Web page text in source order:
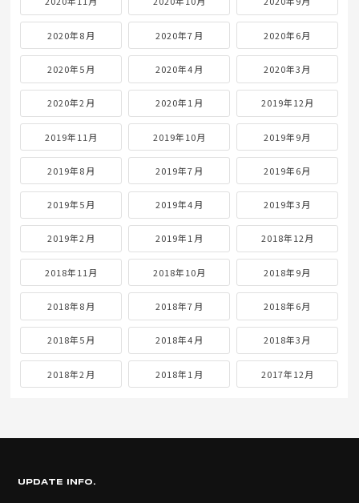
2020年8月 2020年7月 2020年6月
2020年5月 2020年4月 2020年3月
2020年2月 2020年1月 2019年12月
2019年11月 2019年10月 2019年9月
2019年8月 2019年7月 2019年6月
2019年5月 2019年4月 2019年3月
2019年2月 2019年1月 2018年12月
2018年11月 2018年10月 2018年9月
2018年8月 2018年7月 2018年6月
2018年5月 2018年4月 2018年3月
2018年2月 2018年1月 2017年12月
UPDATE INFO.